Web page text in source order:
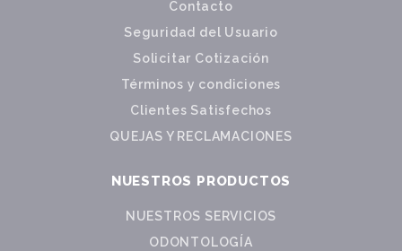
Contacto
Seguridad del Usuario
Solicitar Cotización
Términos y condiciones
Clientes Satisfechos
QUEJAS Y RECLAMACIONES
NUESTROS PRODUCTOS
NUESTROS SERVICIOS
ODONTOLOGÍA